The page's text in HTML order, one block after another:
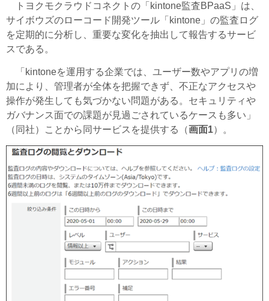
トヨクモクラウドコネクトの「kintone監査BPaaS」は、
サイボウズのローコード開発ツール「kintone」の監査ログ
を定期的に分析し、重要な変化を抽出して報告するサービ
スである。
「kintoneを運用する企業では、ユーザー数やアプリの増
加により、管理者が全体を把握できず、不正なアクセスや
操作が発生しても気づかない問題がある。セキュリティや
ガバナンス面での課題が見過ごされているケースも多い」
（同社）ことから同サービスを提供する（画面1）。